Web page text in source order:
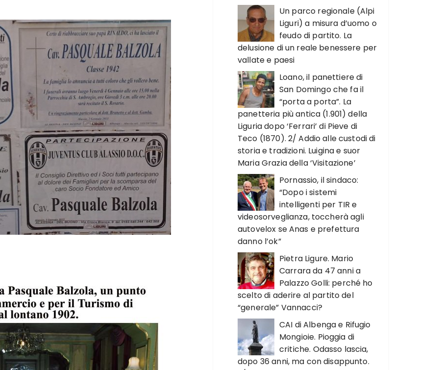
Un parco regionale (Alpi
Liguri) a misura d’uomo o
feudo di partito. La
delusione di un reale benessere per
vallate e paesi
Loano, il panettiere di
San Domingo che fa il
“porta a porta”. La
panetteria più antica (1.901) della
Liguria dopo ‘Ferrari’ di Pieve di
Teco (1870). 2/ Addio alle custodi di
storia e tradizioni. Luigina e suor
Maria Grazia della ‘Visitazione’
Pornassio, il sindaco:
“Dopo i sistemi
intelligenti per TIR e
videosorveglianza, toccherà agli
autovelox se Anas e prefettura
danno l’ok”
Pietra Ligure. Mario
Carrara da 47 anni a
Palazzo Golli: perché ho
scelto di aderire al partito del
“generale” Vannacci?
CAI di Albenga e Rifugio
Mongioie. Pioggia di
critiche. Odasso lascia,
dopo 36 anni, ma con disappunto.